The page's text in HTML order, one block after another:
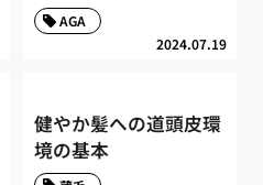
2024.07.19
AGA
健やか髪への道頭皮環
境の基本